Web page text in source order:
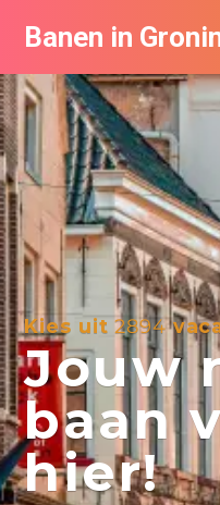
Banen in
Kies uit2894
Jouw
baan
hier!
Vacatures per bedrijf
De populairste
Nieuwsbrief feed